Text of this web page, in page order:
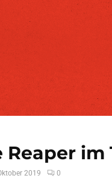
Reaper im
2019 0